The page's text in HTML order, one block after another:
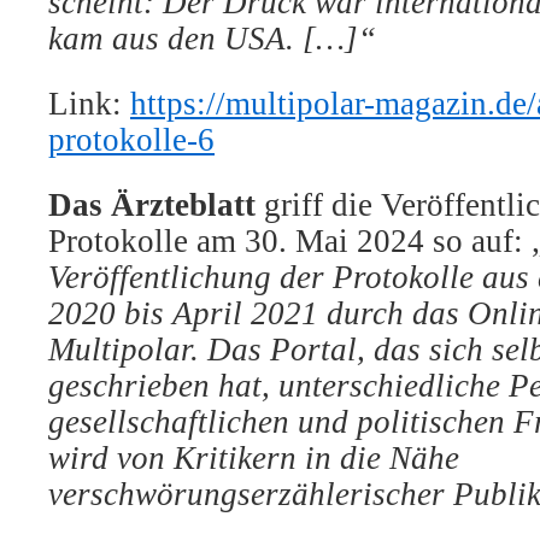
kam aus den USA. […]“
Link: https://multipolar-
protokolle-6
Das Ärzteblatt griff die
Protokolle am 30. Mai 2024 so auf:
Veröffentlichung der Protokolle
2020 bis April 2021 durch das
Multipolar. Das Portal, das sich
geschrieben hat, unterschiedliche
gesellschaftlichen und politischen
wird von Kritikern in die Nähe
verschwörungserzählerischer